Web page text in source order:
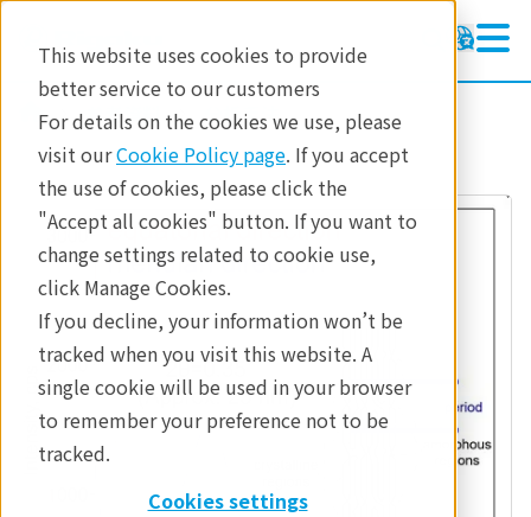
This website uses cookies to provide
better service to our customers
For details on the cookies we use, please
visit ourCookie Policy page. If you accept
the use of cookies, please click the
"Accept all cookies" button. If you want to
change settings related to cookie use,
click Manage Cookies.
If you decline, your information won’t be
tracked when you visit this website. A
single cookie will be used in your browser
to remember your preference not to be
tracked.
Cookies settings
参考資料 分析手法